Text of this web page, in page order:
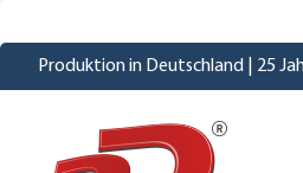
Produktion in Deutschland | 25